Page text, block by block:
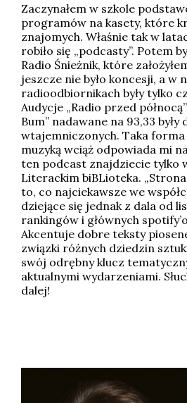
Zaczynałem w szkole
programów na kasety, które
znajomych. Właśnie tak w
robiło się „podcasty”. Potem
Radio Śnieżnik, które
jeszcze nie było koncesji, a w
radioodbiornikach były tylko
Audycje „Radio przed
Bum” nadawane na 93,33 były
wtajemniczonych. Taka forma
muzyką wciąż odpowiada mi
ten podcast znajdziecie tylko
Literackim biBLioteka.
to, co najciekawsze we
dziejące się jednak z dala od
rankingów i głównych
Akcentuje dobre teksty
związki różnych dziedzin
swój odrębny klucz
aktualnymi wydarzeniami.
dalej!